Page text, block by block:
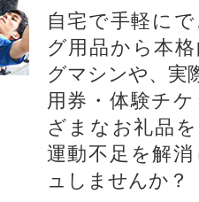
自宅で手軽に
グ用品から本
グマシンや、実
用券・体験チ
ざまなお礼品
運動不足を解
ュしませんか？